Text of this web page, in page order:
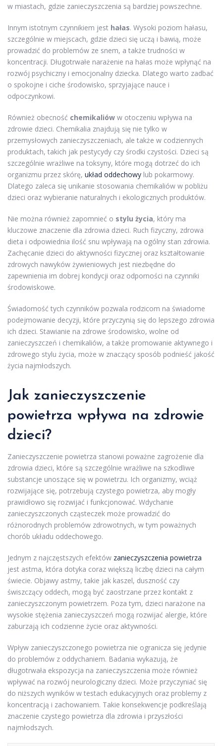
w miastach, gdzie zanieczyszczenia są bardziej powszechne.
Innym istotnym czynnikiem jest hałas. Wysoki poziom hałasu,
szczególnie w miejscach, gdzie dzieci się uczą i bawią, może
prowadzić do problemów ze snem, a także trudności w
koncentracji. Długotrwałe narażenie na hałas może wpłynąć na
rozwój psychiczny i emocjonalny dziecka. Dlatego warto zadbać
o spokojne i ciche środowisko, sprzyjające nauce i
odpoczynkowi.
Również obecność chemikaliów w otoczeniu wpływa na
zdrowie dzieci. Chemikalia znajdują się nie tylko w
przemysłowych zanieczyszczeniach, ale także w codziennych
produktach, takich jak pestycydy czy środki czystości. Dzieci są
szczególnie wrażliwe na toksyny, które mogą dotrzeć do ich
organizmu przez skórę, układ oddechowy lub pokarmowy.
Dlatego zaleca się unikanie stosowania chemikaliów w pobliżu
dzieci oraz wybieranie naturalnych i ekologicznych produktów.
Nie można również zapomnieć o stylu życia, który ma
kluczowe znaczenie dla zdrowia dzieci. Ruch fizyczny, zdrowa
dieta i odpowiednia ilość snu wpływają na ogólny stan zdrowia.
Zachęcanie dzieci do aktywności fizycznej oraz kształtowanie
zdrowych nawyków żywieniowych jest niezbędne do
zapewnienia im dobrej kondycji oraz odporności na czynniki
środowiskowe.
Świadomość tych czynników pozwala rodzicom na świadome
podejmowanie decyzji, które przyczynią się do lepszego zdrowia
ich dzieci. Stawianie na zdrowe środowisko, wolne od
zanieczyszczeń i chemikaliów, a także promowanie aktywnego i
zdrowego stylu życia, może w znaczący sposób podnieść jakość
życia najmłodszych.
Jak zanieczyszczenie
powietrza wpływa na zdrowie
dzieci?
Zanieczyszczenie powietrza stanowi poważne zagrożenie dla
zdrowia dzieci, które są szczególnie wrażliwe na szkodliwe
substancje unoszące się w powietrzu. Ich organizmy, wciąż
rozwijające się, potrzebują czystego powietrza, aby mogły
prawidłowo się rozwijać i funkcjonować. Wdychanie
zanieczyszczonych cząsteczek może prowadzić do
różnorodnych problemów zdrowotnych, w tym poważnych
chorób układu oddechowego.
Jednym z najczęstszych efektów zanieczyszczenia powietrza
jest astma, która dotyka coraz większą liczbę dzieci na całym
świecie. Objawy astmy, takie jak kaszel, duszność czy
świszczący oddech, mogą być zaostrzane przez kontakt z
zanieczyszczonym powietrzem. Poza tym, dzieci narażone na
wysokie stężenia zanieczyszczeń mogą rozwijać alergie, które
zaburzają ich codzienne życie oraz aktywności.
Wpływ zanieczyszczonego powietrza nie ogranicza się jedynie
do problemów z oddychaniem. Badania wykazują, że
długotrwała ekspozycja na zanieczyszczenia może również
wpływać na rozwój neurologiczny dzieci. Może przyczyniać się
do niższych wyników w testach edukacyjnych oraz problemy z
koncentracją i zachowaniem. Takie konsekwencje podkreślają
znaczenie czystego powietrza dla zdrowia i przyszłości
najmłodszych.